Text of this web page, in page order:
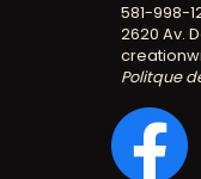
581-998-
2620 Av.
Politque